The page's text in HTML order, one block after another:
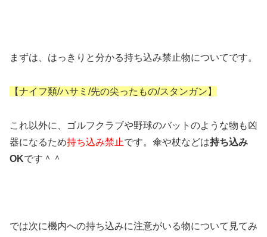
まずは、はっきりと分かる持ち込み禁止物についてです。
【ナイフ類/ハサミ/先の尖ったもの/スタンガン】
これ以外に、ゴルフクラブや野球のバットのような物も凶
器になるため持ち込み禁止です。傘や杖などは持ち込み
OKです＾＾
では次に機内への持ち込みに注意がいる物について見てみ